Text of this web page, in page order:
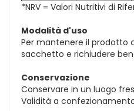
*NRV = Valori Nutritivi di
Modalità d'uso
Per mantenere il prodotto
sacchetto e richiudere
Conservazione
Conservare in un luogo
Validità a